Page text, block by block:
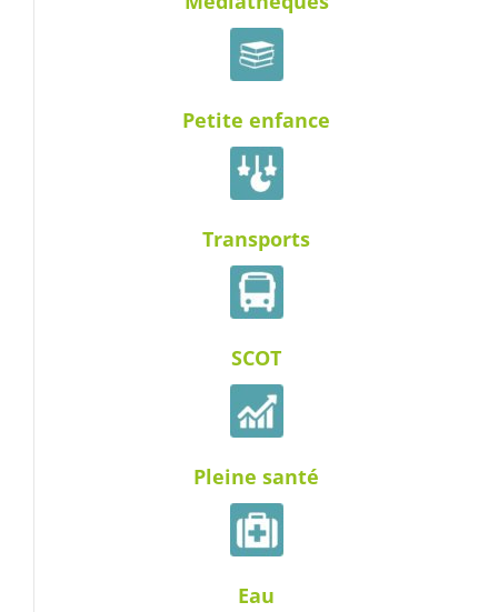
Petite enfance
Transports
SCOT
Pleine santé
Eau